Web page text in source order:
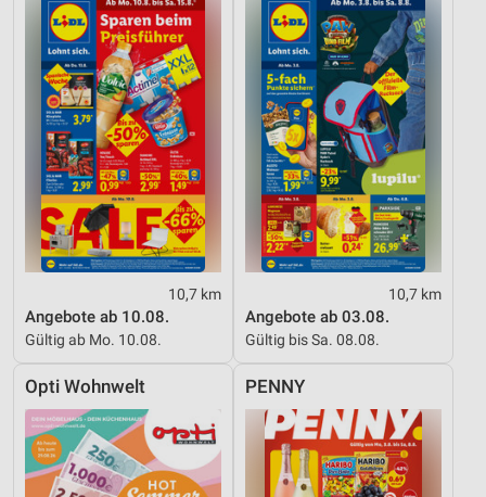
10,7 km
Angebote ab 10.08.
Gültig ab Mo. 10.08.
10,7 km
Angebote ab 03.08.
Gültig bis Sa. 08.08.
Opti Wohnwelt PENNY